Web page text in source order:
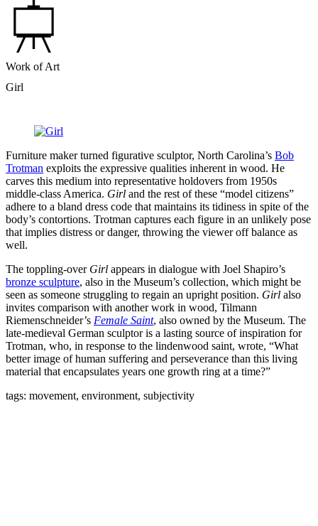
Work of Art
Girl
Furniture maker turned figurative sculptor, North Carolina’s Bob
Trotman exploits the expressive qualities inherent in wood. He
carves this medium into representative holdovers from 1950s
middle-class America. Girl and the rest of these “model citizens”
adhere to a bland dress code that maintains its tidiness in spite of the
body’s contortions. Trotman captures each figure in an unlikely pose
that implies distress or danger, throwing the viewer off balance as
well.
The toppling-over Girl appears in dialogue with Joel Shapiro’s
bronze sculpture, also in the Museum’s collection, which might be
seen as someone struggling to regain an upright position. Girl also
invites comparison with another work in wood, Tilmann
Riemenschneider’s Female Saint, also owned by the Museum. The
late-medieval German sculptor is a lasting source of inspiration for
Trotman, who, in response to the lindenwood saint, wrote, “What
better image of human suffering and perseverance than this living
material that encapsulates years one growth ring at a time?”
tags: movement, environment, subjectivity